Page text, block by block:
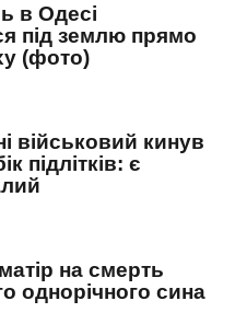
в Одесі
під землю прямо
(фото)
військовий кинув
підлітків: є
на смерть
однорічного сина